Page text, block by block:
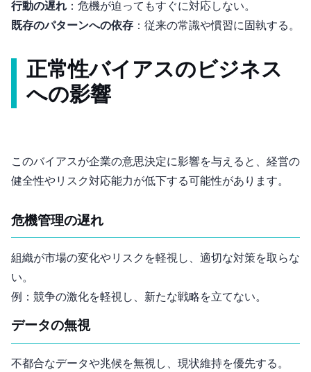
行動の遅れ ：危機が迫ってもすぐに対応しない。
既存のパターンへの依存 ：従来の常識や慣習に固執する。
正常性バイアスのビジネス
への影響
このバイアスが企業の意思決定に影響を与えると、経営の
健全性やリスク対応能力が低下する可能性があります。
危機管理の遅れ
組織が市場の変化やリスクを軽視し、適切な対策を取らな
い。
例：競争の激化を軽視し、新たな戦略を立てない。
データの無視
不都合なデータや兆候を無視し、現状維持を優先する。